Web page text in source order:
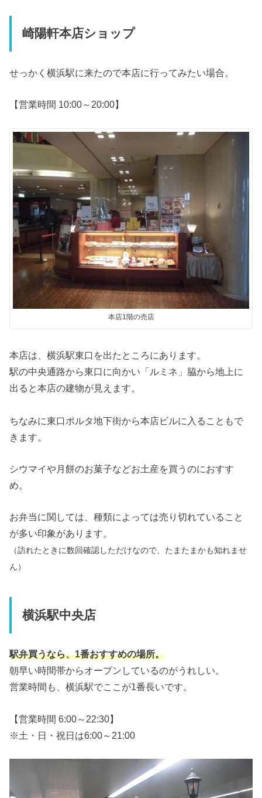
崎陽軒本店ショップ
せっかく横浜駅に来たので本店に行ってみたい場合。
【営業時間 10:00～20:00】
本店1階の売店
本店は、横浜駅東口を出たところにあります。
駅の中央通路から東口に向かい「ルミネ」脇から地上に
出ると本店の建物が見えます。
ちなみに東口ポルタ地下街から本店ビルに入ることもで
きます。
シウマイや月餅のお菓子などお土産を買うのにおすす
め。
お弁当に関しては、種類によっては売り切れていること
が多い印象があります。
（訪れたときに数回確認しただけなので、たまたまかも知れませ
ん）
横浜駅中央店
駅弁買うなら、1番おすすめの場所。
朝早い時間帯からオープンしているのがうれしい。
営業時間も、横浜駅でここが1番長いです。
【営業時間 6:00～22:30】
※土・日・祝日は6:00～21:00